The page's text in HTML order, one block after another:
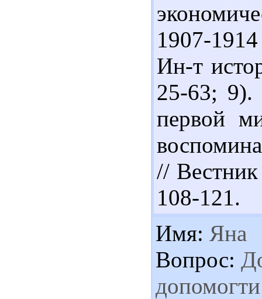
1907-
Ин-т
25-63;
первой
//
108-121.
Имя: Яна
Вопрос: